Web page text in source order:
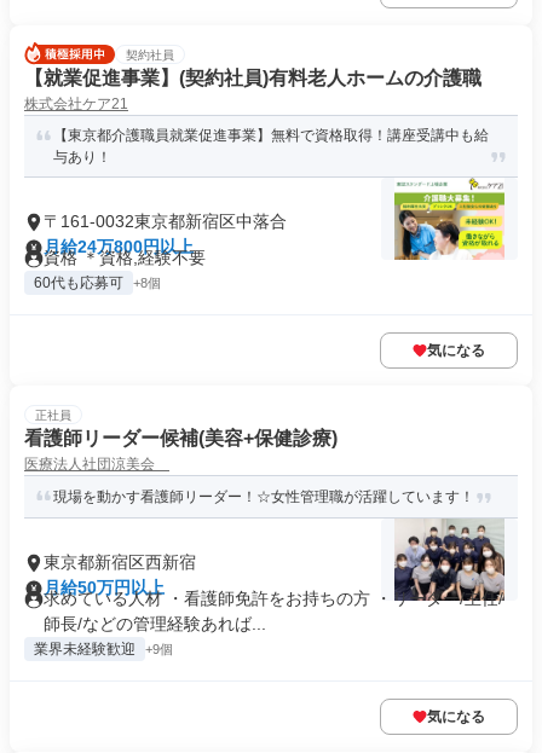
契約社員
【就業促進事業】(契約社員)有料老人ホームの介護職
株式会社ケア21
【東京都介護職員就業促進事業】無料で資格取得！講座受講中も給
与あり！
〒161-0032東京都新宿区中落合
月給24万800円以上
資格 ＊資格,経験不要
60代も応募可 +8個
気になる
正社員
看護師リーダー候補(美容+保健診療)
医療法人社団涼美会
現場を動かす看護師リーダー！☆女性管理職が活躍しています！
東京都新宿区西新宿
月給50万円以上
求めている人材 ・看護師免許をお持ちの方 ・リーダー/主任/
師長/などの管理経験あれば...
業界未経験歓迎 +9個
気になる